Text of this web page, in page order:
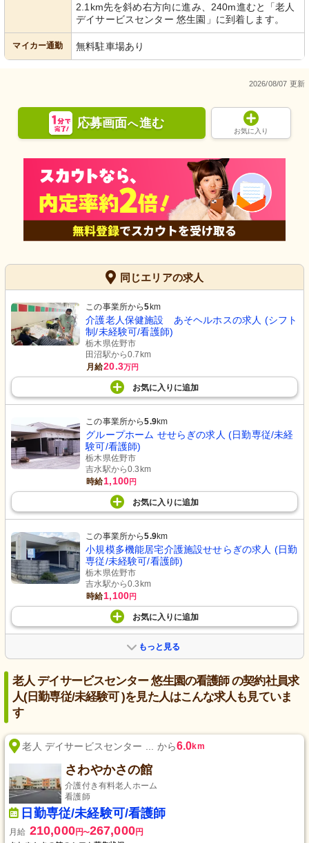
2.1km先を斜め右方向に進み、240m進むと「老人
デイサービスセンター 悠生園」に到着します。
マイカー通勤 無料駐車場あり
2026/08/07 更新
応募画面へ進む
お気に入り
同じエリアの求人
この事業所から5 km
介護老人保健施設 あそヘルホスの求人 (シフト
制/未経験可/看護師)
栃木県佐野市
田沼駅から0.7km
月給20.3万円
お気に入り に追加
この事業所から5.9km
グループホーム せせらぎの求人 (日勤専従/未経
験可/看護師)
栃木県佐野市
吉水駅から0.3km
時給1,100円
お気に入り に追加
この事業所から5.9km
小規模多機能居宅介護施設せせらぎの求人 (日勤
専従/未経験可/看護師)
栃木県佐野市
吉水駅から0.3km
時給1,100円
お気に入り に追加
もっと見る
老人 デイサービスセンター 悠生園の看護師 の契約社員求
人(日勤専従/未経験可 )を見た人はこんな求人も見ていま
す
老人 デイサービスセンター ... から6.0km
さわやかさの館
介護付き有料老人ホーム
看護師
日勤専従/未経験可/看護師
月給 210,000円〜267,000円